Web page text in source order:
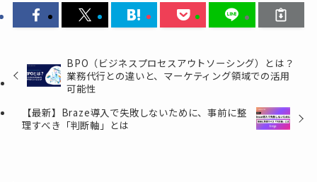
BPO（ビジネスプロセスアウトソーシング）とは？
業務代行との違いと、マーケティング領域での活用
可能性
【最新】Braze導入で失敗しないために、事前に整
理すべき「判断軸」とは